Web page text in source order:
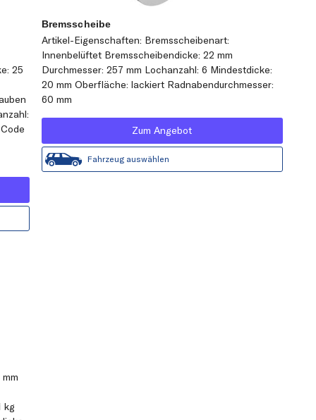
25
Bremsscheibe
Artikel-Eigenschaften: Bremsscheibenart:
Innenbelüftet Bremsscheibendicke: 22 mm
Durchmesser: 257 mm Lochanzahl: 6 Mindestdicke:
20 mm Oberfläche: lackiert Radnabendurchmesser:
60 mm
Zum Angebot
Fahrzeug auswählen
kg